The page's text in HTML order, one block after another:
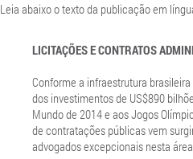
Leia abaixo o texto da publicação em
LICITAÇÕES E CONTRATOS
Conforme a infraestrutura
dos investimentos de US$890
Mundo de 2014 e aos Jogos
de contratações públicas vem
advogados excepcionais nesta